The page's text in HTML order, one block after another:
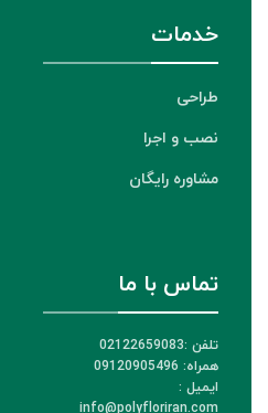
خدمات
طراحی
نصب و اجرا
مشاوره رایگان
تماس با ما
تلفن :02122659083
همراه: 09120905496
ایمیل :
info@polyfloriran.com